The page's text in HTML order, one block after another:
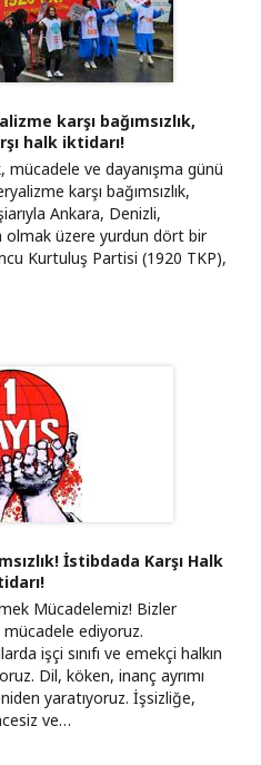
karşı bağımsızlık,
halk iktidarı!
mücadele ve dayanışma günü
karşı bağımsızlık,
Ankara, Denizli,
üzere yurdun dört bir
Kurtuluş Partisi (1920 TKP),
İstibdada Karşı Halk
Mücadelemiz! Bizler
ediyoruz.
işçi sınıfı ve emekçi halkın
Dil, köken, inanç ayrımı
yaratıyoruz. İşsizliğe,
ve…